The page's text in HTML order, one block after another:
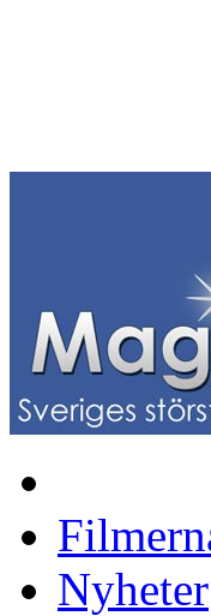
Nyheter